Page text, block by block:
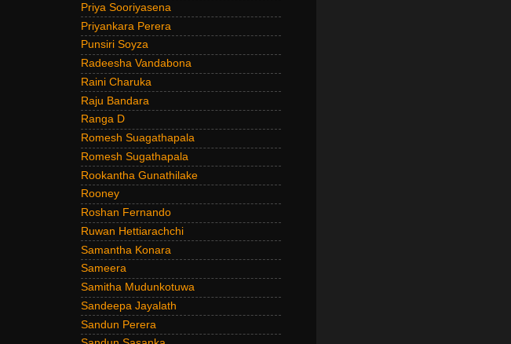
Priya Sooriyasena
Priyankara Perera
Punsiri Soyza
Radeesha Vandabona
Raini Charuka
Raju Bandara
Ranga D
Romesh Suagathapala
Romesh Sugathapala
Rookantha Gunathilake
Rooney
Roshan Fernando
Ruwan Hettiarachchi
Samantha Konara
Sameera
Samitha Mudunkotuwa
Sandeepa Jayalath
Sandun Perera